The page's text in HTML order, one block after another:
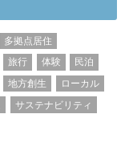
多拠点居住
旅行 体験
民泊
地方創生
ローカル
サステナビリティ